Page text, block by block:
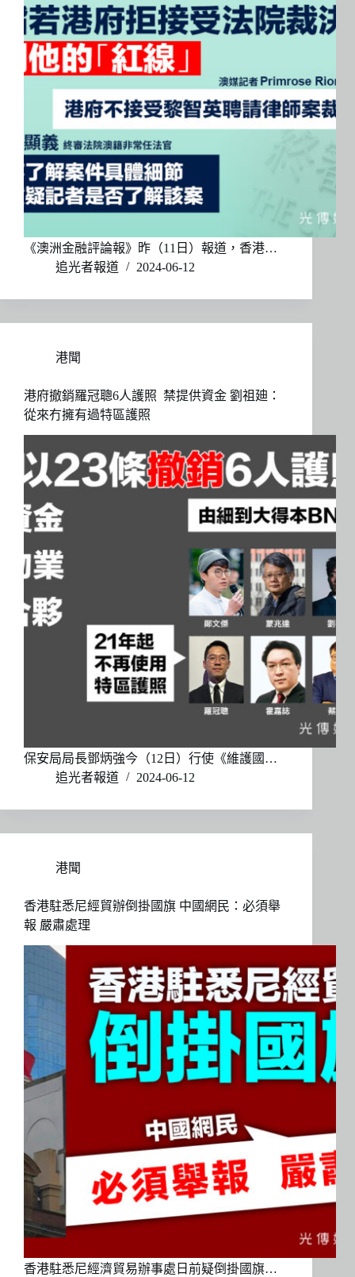
《澳洲金融評論報》昨（11日）報道，香港…
追光者報道
2024-06-12
港聞
港府撤銷羅冠聰6人護照 禁提供資金 劉祖廸：
從來冇擁有過特區護照
保安局局長鄧炳強今（12日）行使《維護國…
追光者報道
2024-06-12
港聞
香港駐悉尼經貿辦倒掛國旗 中國網民：必須舉
報 嚴肅處理
香港駐悉尼經濟貿易辦事處日前疑倒掛國旗…